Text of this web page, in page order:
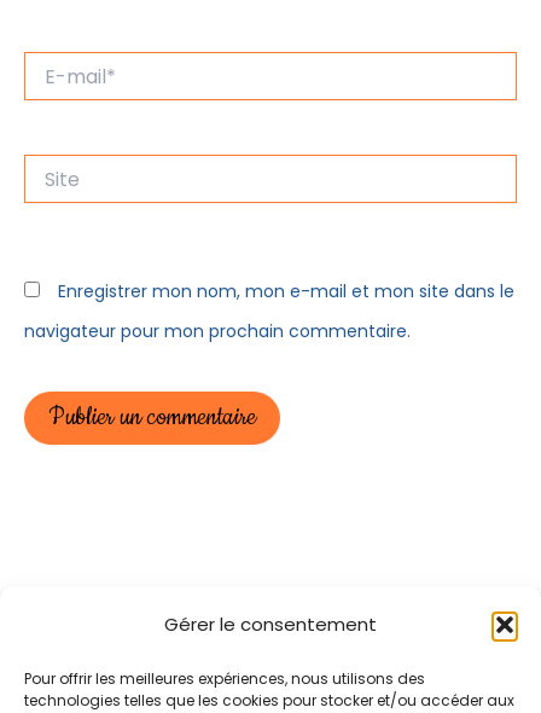
Gérer le consentement
Pour offrir les meilleures expériences, nous utilisons des
technologies telles que les cookies pour stocker et/ou accéder aux
mail*
Enregistrer mon nom, mon e-mail et mon site dans le
navigateur pour mon prochain commentaire.
Politique de confidentialité CGU